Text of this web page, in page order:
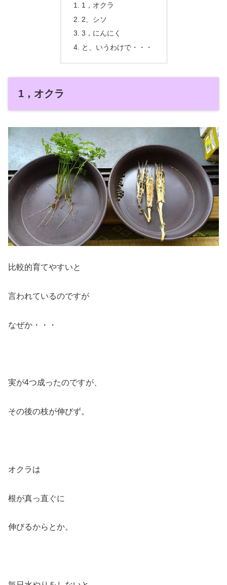
1，オクラ
2、シソ
3，にんにく
と、いうわけで・・・
1，オクラ
比較的育てやすいと
言われているのですが
なぜか・・・
実が4つ成ったのですが、
その後の枝が伸びず。
オクラは
根が真っ直ぐに
伸びるからとか。